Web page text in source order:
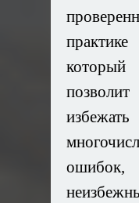
который
избежать
ошибок,